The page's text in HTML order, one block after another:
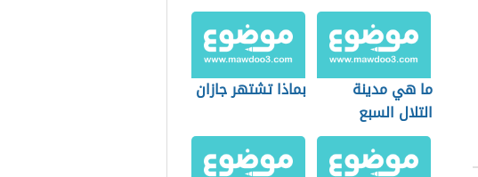
ما هي مدينة
التلال السبع
بماذا تشتهر جازان